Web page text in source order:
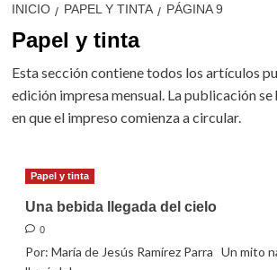
INICIO PAPEL Y TINTA PÁGINA 9
Papel y tinta
Esta sección contiene todos los artículos
edición impresa mensual. La publicación se
en que el impreso comienza a circular.
Papel y tinta
Una bebida llegada del cielo
0
Por: María de Jesús Ramírez Parra Un mito